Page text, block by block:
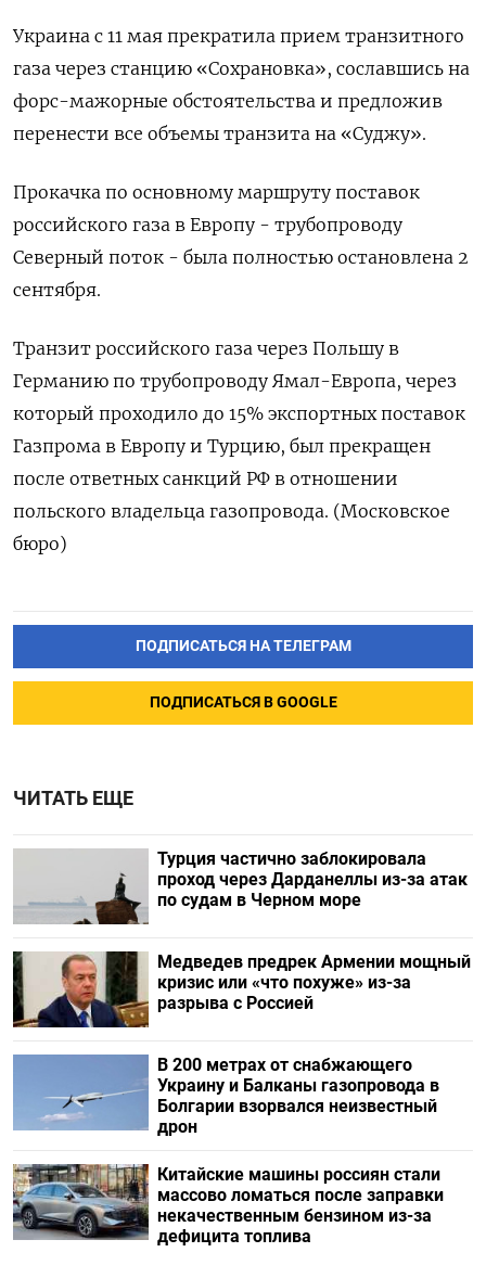
Украина с 11 мая прекратила прием транзитного
газа через станцию «Сохрановка», сославшись на
форс-мажорные обстоятельства и предложив
перенести все объемы транзита на «Суджу».
Прокачка по основному маршруту поставок
российского газа в Европу - трубопроводу
Северный поток - была полностью остановлена 2
сентября.
Транзит российского газа через Польшу в
Германию по трубопроводу Ямал-Европа, через
который проходило до 15% экспортных поставок
Газпрома в Европу и Турцию, был прекращен
после ответных санкций РФ в отношении
польского владельца газопровода. (Московское
бюро)
ПОДПИСАТЬСЯ НА ТЕЛЕГРАМ
ПОДПИСАТЬСЯ В GOOGLE
ЧИТАТЬ ЕЩЕ
Турция частично заблокировала
проход через Дарданеллы из-за атак
по судам в Черном море
Медведев предрек Армении мощный
кризис или «что похуже» из-за
разрыва с Россией
В 200 метрах от снабжающего
Украину и Балканы газопровода в
Болгарии взорвался неизвестный
дрон
Китайские машины россиян стали
массово ломаться после заправки
некачественным бензином из-за
дефицита топлива